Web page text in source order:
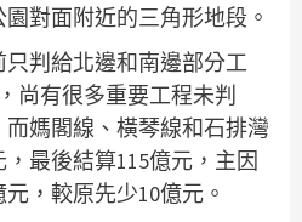
對面附近的三角形地段。
判給北邊和南邊部分工
尚有很多重要工程未判
媽閣線、橫琴線和石排灣
最後結算115億元，主因
，較原先少10億元。